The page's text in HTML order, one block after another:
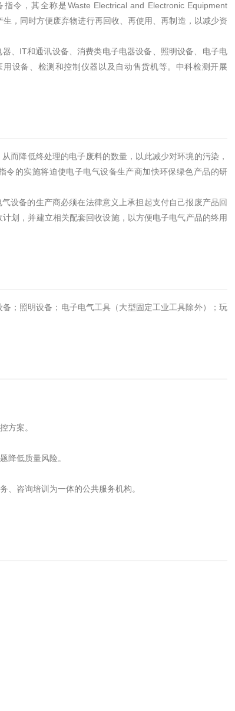
令，其全称是Waste Electrical and Electronic Equipment
，同时方便废弃物进行再回收、再使用、再制造，以减少资
、IT和通讯设备、消费类电子电器设备、照明设备、电子电
设备、检测和控制仪器以及自动售货机等。中科检测开展
而降低终处理的电子废料的数量，以此减少对环境的污染，
令的实施将迫使电子电气设备生产商加快环保绿色产品的研
设备的生产商必须在法律意义上承担起支付自己报废产品回
划，并建立相关配套回收设施，以方便电子电气产品的终用
；照明设备；电子电气工具（大型固定工业工具除外）；玩
方案。
降低质量风险。
、咨询培训为一体的公共服务机构。